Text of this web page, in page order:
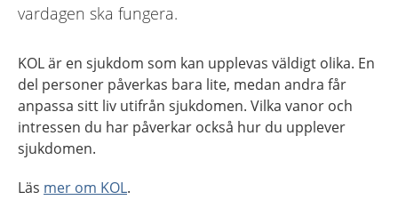
vardagen ska fungera.
KOL är en sjukdom som kan upplevas väldigt olika. En
del personer påverkas bara lite, medan andra får
anpassa sitt liv utifrån sjukdomen. Vilka vanor och
intressen du har påverkar också hur du upplever
sjukdomen.
Läs mer om KOL.